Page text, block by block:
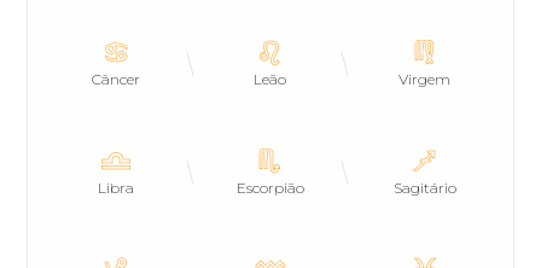
Câncer Leão Virgem
Libra Escorpião Sagitário